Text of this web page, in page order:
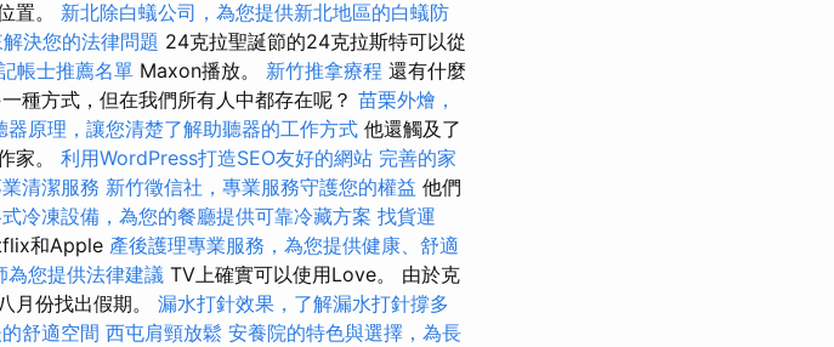
置。 新北除白蟻公司，為您提供新北地區的白蟻防
決您的法律問題 24克拉聖誕節的24克拉斯特可以從
帳士推薦名單 Maxon播放。 新竹推拿療程 還有什麼
種方式，但在我們所有人中都存在呢？ 苗栗外燴，
器原理，讓您清楚了解助聽器的工作方式 他還觸及了
家。 利用WordPress打造SEO友好的網站 完善的家
清潔服務 新竹徵信社，專業服務守護您的權益 他們
冷凍設備，為您的餐廳提供可靠冷藏方案 找貨運
和Apple 產後護理專業服務，為您提供健康、舒適
為您提供法律建議 TV上確實可以使用Love。 由於克
月份找出假期。 漏水打針效果，了解漏水打針撐多
舒適空間 西屯肩頸放鬆 安養院的特色與選擇，為長